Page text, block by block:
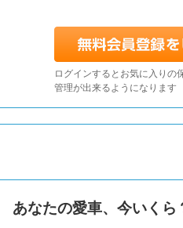
ログインするとお気に入りの
管理が出来るようになります
あなたの愛車、今いくら